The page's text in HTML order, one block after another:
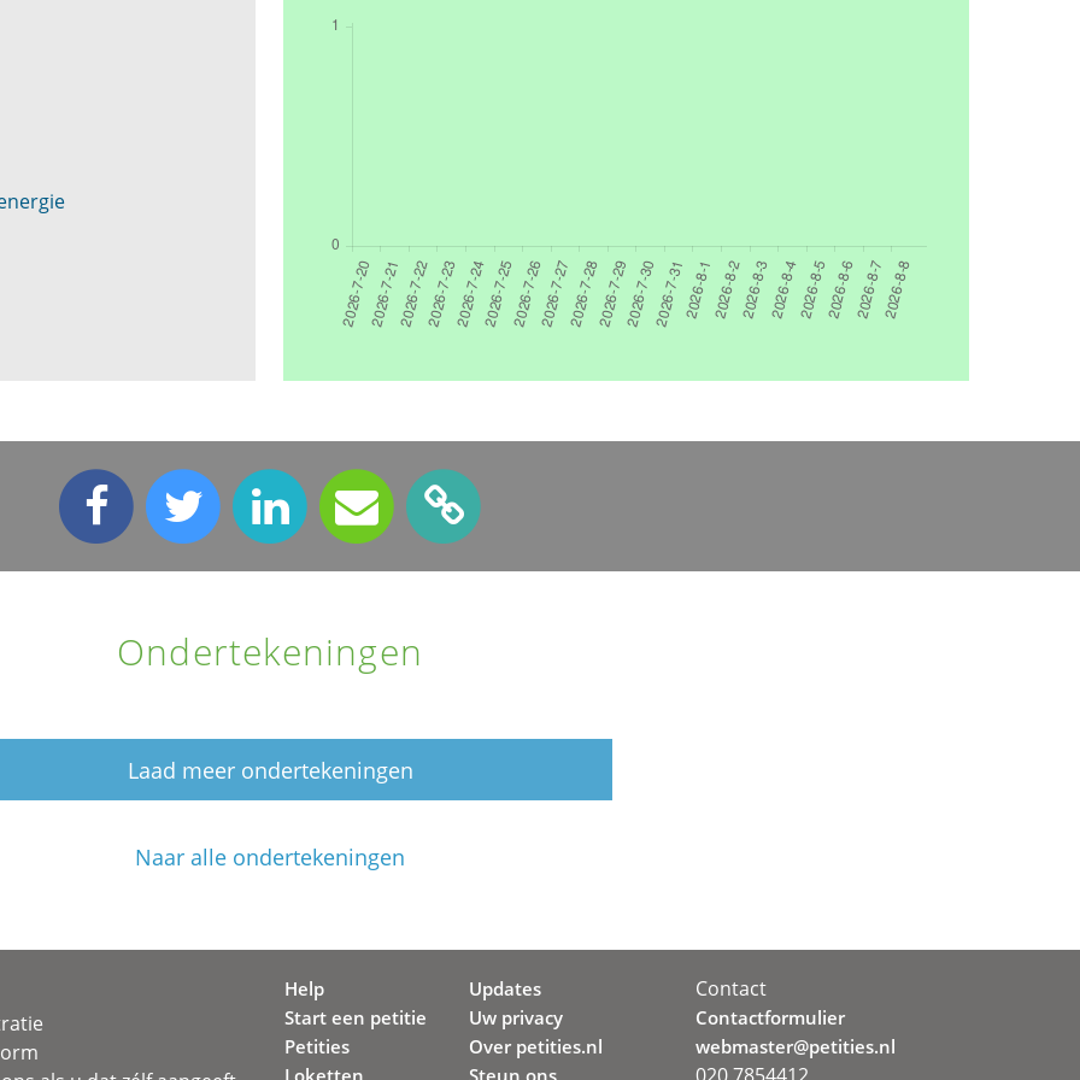
Ondertekeningen
Laad meer ondertekeningen
Naar alle ondertekeningen
Help
Start een petitie
Petities
Updates
Uw privacy
Over petities.nl
Contact
Contactformulier
webmaster@petities.nl